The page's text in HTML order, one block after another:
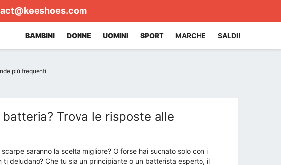
BAMBINI DONNE UOMINI SPORT MARCHE SALDI!
più frequenti
Trova le risposte alle
saranno la scelta migliore? O forse hai suonato solo con i
deludano? Che tu sia un principiante o un batterista esperto, il